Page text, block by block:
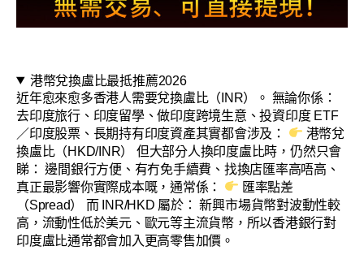
港幣兌換盧比最抵推薦2026
近年愈來愈多香港人需要兌換盧比（INR）。 無論你係：
去印度旅行、印度留學、做印度跨境生意、投資印度 ETF
／印度股票、長期持有印度資產其實都會涉及：
港幣兌
換盧比（HKD/INR） 但大部分人換印度盧比時，仍然只會
睇： 邊間銀行方便、有冇免手續費、找換店匯率高唔高、
真正最影響你實際成本嘅，通常係：
匯率點差
（Spread） 而 INR/HKD 屬於： 新興市場貨幣對波動性較
高，流動性低於美元、歐元等主流貨幣，所以香港銀行對
印度盧比通常都會加入更高零售加價。